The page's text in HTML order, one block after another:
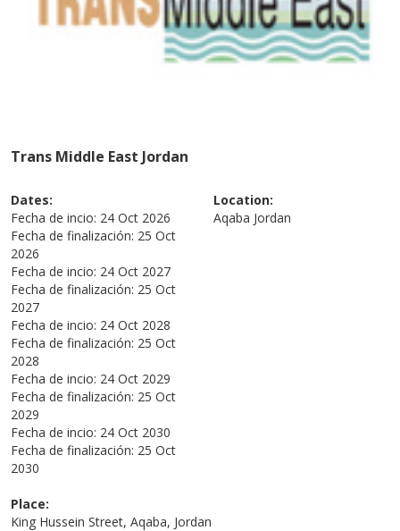
Trans Middle East Jordan
Dates:
Fecha de incio: 24 Oct 2026
Fecha de finalización: 25 Oct
2026
Fecha de incio: 24 Oct 2027
Fecha de finalización: 25 Oct
2027
Fecha de incio: 24 Oct 2028
Fecha de finalización: 25 Oct
2028
Fecha de incio: 24 Oct 2029
Fecha de finalización: 25 Oct
2029
Fecha de incio: 24 Oct 2030
Fecha de finalización: 25 Oct
2030
Location:
Aqaba Jordan
Place:
King Hussein Street, Aqaba, Jordan